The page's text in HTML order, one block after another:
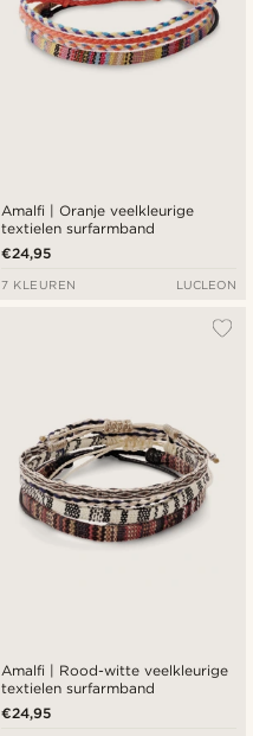
Amalfi | Oranje veelkleurige
textielen surfarmband
€24,95
7 KLEUREN LUCLEON
Amalfi | Rood-witte veelkleurige
textielen surfarmband
€24,95